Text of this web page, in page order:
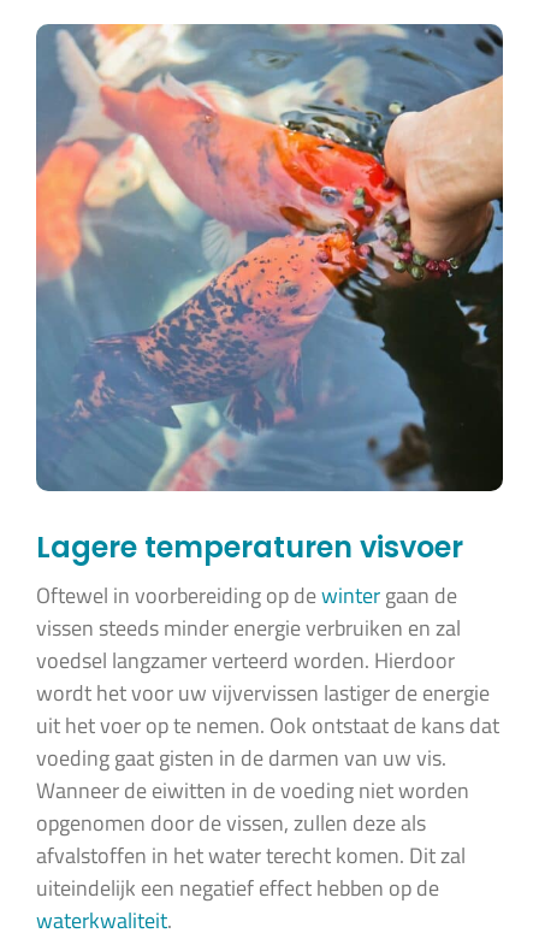
Lagere temperaturen visvoer
Oftewel in voorbereiding op dewintergaan de
vissen steeds minder energie verbruiken en zal
voedsel langzamer verteerd worden. Hierdoor
wordt het voor uw vijvervissen lastiger de energie
uit het voer op te nemen. Ook ontstaat de kans dat
voeding gaat gisten in de darmen van uw vis.
Wanneer de eiwitten in de voeding niet worden
opgenomen door de vissen, zullen deze als
afvalstoffen in het water terecht komen. Dit zal
uiteindelijk een negatief effect hebben op de
waterkwaliteit.